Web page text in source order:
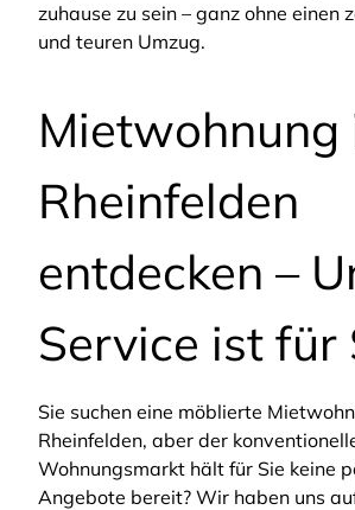
zuhause zu sein – ganz ohne einen
und teuren Umzug.
Mietwohnung
Rheinfelden
entdecken –
Service ist für
Sie suchen eine möblierte
Rheinfelden, aber der
Wohnungsmarkt hält für Sie keine
Angebote bereit? Wir haben uns